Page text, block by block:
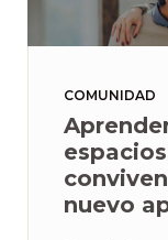
COMUNIDAD
nuevo